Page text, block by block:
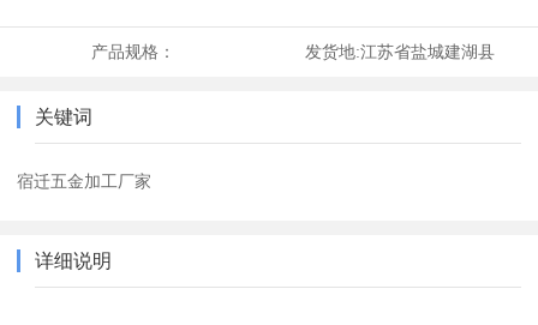
产品规格： 发货地:江苏省盐城建湖县
关键词
宿迁五金加工厂家
详细说明